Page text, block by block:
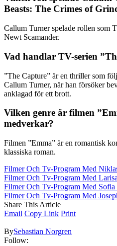
Beasts: The Crimes of
Callum Turner spelade rollen som
Newt Scamander.
Vad handlar TV-serien
”The Capture” är en thriller som
Callum Turner, när han försöker
anklagad för ett brott.
Vilken genre är filmen
medverkar?
Filmen ”Emma” är en romantisk
klassiska roman.
Filmer Och Tv-Program Med
Filmer Och Tv-Program Med
Filmer Och Tv-Program Med
Filmer Och Tv-Program Med
Share This Article
Email Copy Link Print
BySebastian Norgren
Follow: